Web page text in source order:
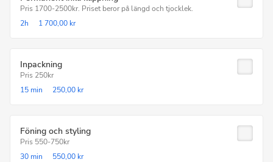
Pris 1700-2500kr. Priset beror på längd och tjocklek.
2h
1 700,00 kr
Inpackning
Pris 250kr
15 min
250,00 kr
Föning och styling
Pris 550-750kr
30 min
550,00 kr